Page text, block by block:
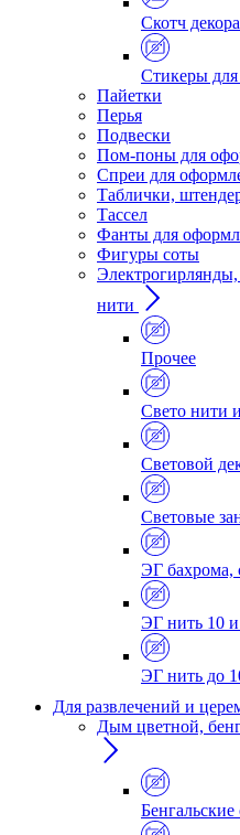
Скотч
Стикеры для
Пайетки
Перья
Подвески
Пом-поны для
Спреи для
Таблички,
Тассел
Фанты для
Фигуры соты
нити
Прочее
Свето нити
Световой
Световые
ЭГ бахрома,
ЭГ нить 10 и
ЭГ нить до
Для развлечений и
Дым цветной,
Бенгальские